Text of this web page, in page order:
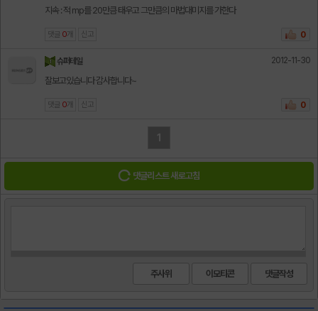
지속 : 적 mp를 20만큼 태우고 그만큼의 마법대미지를 가한다
댓글 0 개 신고 0
슈퍼테일 2012-11-30
잘보고있습니다 감사합니다~
댓글 0 개 신고 0
1
댓글리스트 새로고침
주사위 이모티콘